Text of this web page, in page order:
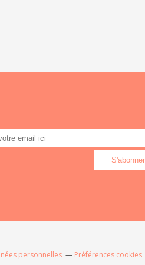
personnelles Préférences cookies